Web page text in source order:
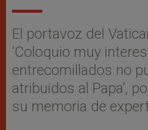
El portavoz del
‘Coloquio muy
entrecomillados no
atribuidos al Papa’,
su memoria de